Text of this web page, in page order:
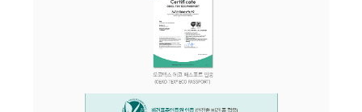
AP-18H7550 | 28,900